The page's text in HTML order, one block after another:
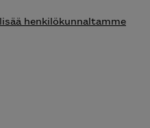
henkilökunnaltamme